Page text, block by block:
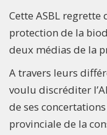
Cette ASBL regrette
protection de la
deux médias de la
A travers leurs
voulu discréditer
de ses
provinciale de la